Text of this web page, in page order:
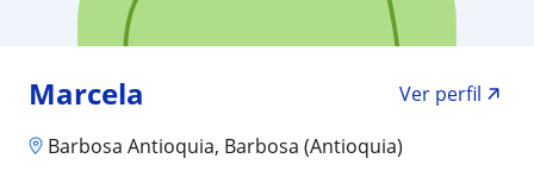
Marcela
Ver perfil
Barbosa Antioquia, Barbosa (Antioquia)